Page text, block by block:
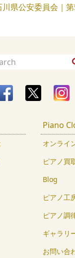
県公安委員会｜
Piano
オンライ
ピアノ買
Blog
ピアノ工
ピアノ調
ギャラリ
お問い合